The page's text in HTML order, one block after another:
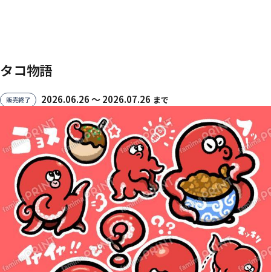
タコ物語
販売終了 2026.06.26 〜 2026.07.26 まで